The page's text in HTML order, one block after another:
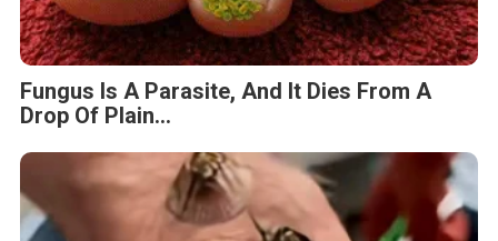
Fungus Is A Parasite, And It Dies From A
Drop Of Plain...